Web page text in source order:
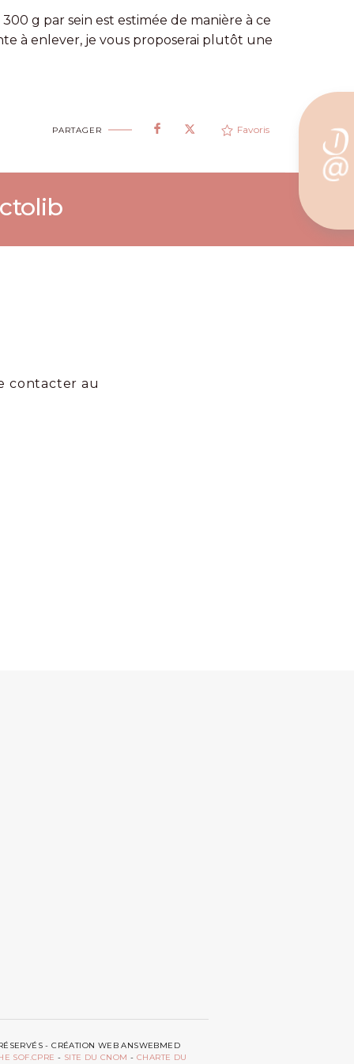
g par sein est estimée de manière à ce
à enlever, je vous proposerai plutôt une
PARTAGER Favoris
contacter au
- CRÉATION WEB ANSWEBMED
SOF.CPRE - SITE DU CNOM - CHARTE DU